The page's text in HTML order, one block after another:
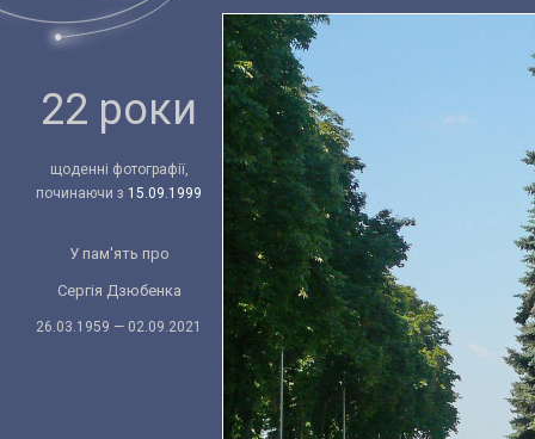
22 роки
щоденні фотографії,
починаючи з 15.09.1999
У пам'ять про
Сергія Дзюбенка
26.03.1959 — 02.09.2021